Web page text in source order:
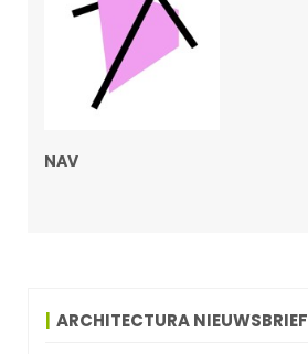
NAV
ARCHITECTURA NIEUWSBRIEF